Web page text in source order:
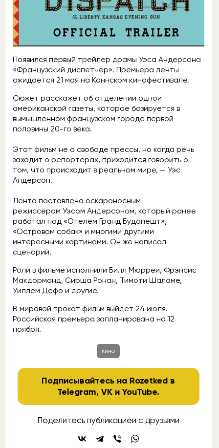
Появился первый трейлер драмы Уэса Андерсона
«Французский диспетчер». Премьера ленты
ожидается 21 мая на Каннском кинофестивале.
Сюжет расскажет об отделении одной
американской газеты, которое базируется в
вымышленном французском городе первой
половины 20-го века.
Этот фильм не о свободе прессы, но когда речь
заходит о репортерах, приходится говорить о
том, что происходит в реальном мире, — Уэс
Андерсон.
Лента поставлена оскароносным
режиссёром Уэсом Андерсоном, который ранее
работал над «Отелем Гранд Будапешт»,
«Островом собак» и многими другими
интересными картинами. Он же написал
сценарий.
Роли в фильме исполнили Билл Мюррей, Фрэнсис
Макдорманд, Сирша Ронан, Тимоти Шаламе,
Уиллем Дефо и другие.
В мировой прокат фильм выйдет 24 июля.
Российская премьера запланирована на 12
ноября.
кино
Подписывайтесь на Rozetked в
Telegram,VK иYouTube.
Поделитесь публикацией с друзьями